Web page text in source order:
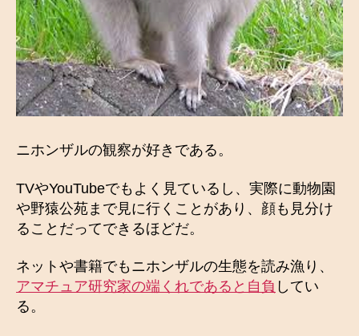
ニホンザルの観察が好きである。
TVやYouTubeでもよく見ているし、実際に動物園
や野猿公苑まで見に行くことがあり、顔も見分け
ることだってできるほどだ。
ネットや書籍でもニホンザルの生態を読み漁り、
アマチュア研究家の端くれであると自負 してい
る。